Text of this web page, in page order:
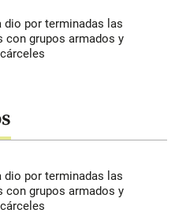
dio por terminadas las
con grupos armados y
dio por terminadas las
con grupos armados y